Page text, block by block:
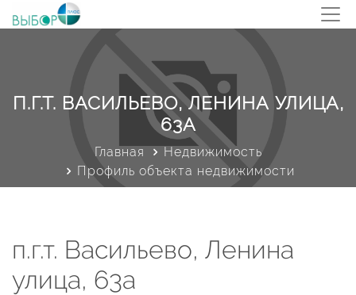
П.Г.Т. ВАСИЛЬЕВО, ЛЕНИНА УЛИЦА,
63А
Главная
Недвижимость
Профиль объекта недвижимости
п.г.т. Васильево, Ленина
улица, 63а